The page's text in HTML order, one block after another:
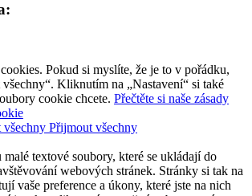
Pokud si myslíte, že je to v pořádku,
Kliknutím na „Nastavení“ si také
cookie chcete. Přečtěte si naše zásady
všechny Přijmout všechny
textové soubory, které se ukládají do
webových stránek. Stránky si tak na
vaše preference a úkony, které jste na nich